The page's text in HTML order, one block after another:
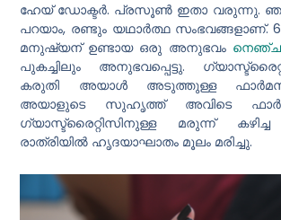
ഹേയ് ഡോക്ടർ. പ്രസൂൺ ഇതാ വരുന്നു.
പറയാം, രണ്ടും യഥാർത്ഥ സംഭവങ്ങളാണ്.
മനുഷ്യന് ഉണ്ടായ ഒരു അനുഭവം
പുകച്ചിലും അനുഭവപ്പെട്ടു.
കരുതി അയാൾ അടുത്തുള്ള
അയാളുടെ സുഹൃത്ത് അവിടെ
ഗ്യാസ്ട്രൈറ്റിസിനുള്ള മരുന്ന്
രാത്രിയിൽ ഹൃദയാഘാതം മൂലം മരിച്ചു.